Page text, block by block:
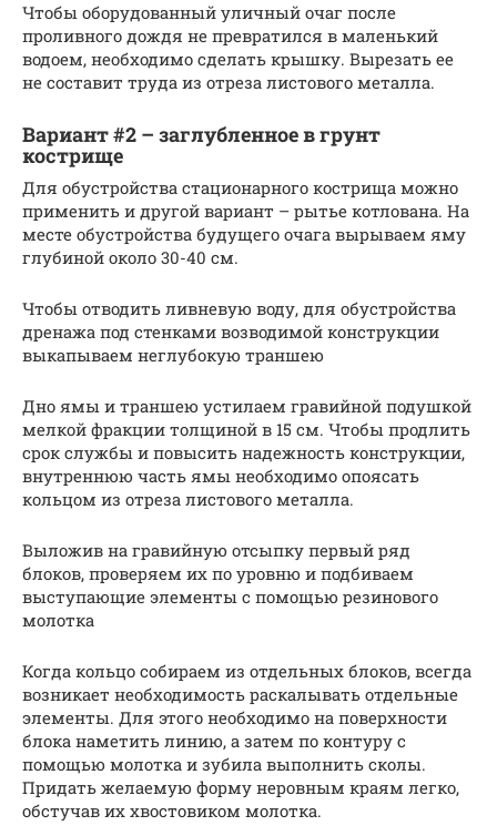
Чтобы оборудованный уличный очаг после
проливного дождя не превратился в маленький
водоем, необходимо сделать крышку. Вырезать ее
не составит труда из отреза листового металла.
Вариант #2 – заглубленное в грунт
кострище
Для обустройства стационарного кострища можно
применить и другой вариант – рытье котлована. На
месте обустройства будущего очага вырываем яму
глубиной около 30-40 см.
Чтобы отводить ливневую воду, для обустройства
дренажа под стенками возводимой конструкции
выкапываем неглубокую траншею
Дно ямы и траншею устилаем гравийной подушкой
мелкой фракции толщиной в 15 см. Чтобы продлить
срок службы и повысить надежность конструкции,
внутреннюю часть ямы необходимо опоясать
кольцом из отреза листового металла.
Выложив на гравийную отсыпку первый ряд
блоков, проверяем их по уровню и подбиваем
выступающие элементы с помощью резинового
молотка
Когда кольцо собираем из отдельных блоков, всегда
возникает необходимость раскалывать отдельные
элементы. Для этого необходимо на поверхности
блока наметить линию, а затем по контуру с
помощью молотка и зубила выполнить сколы.
Придать желаемую форму неровным краям легко,
обстучав их хвостовиком молотка.